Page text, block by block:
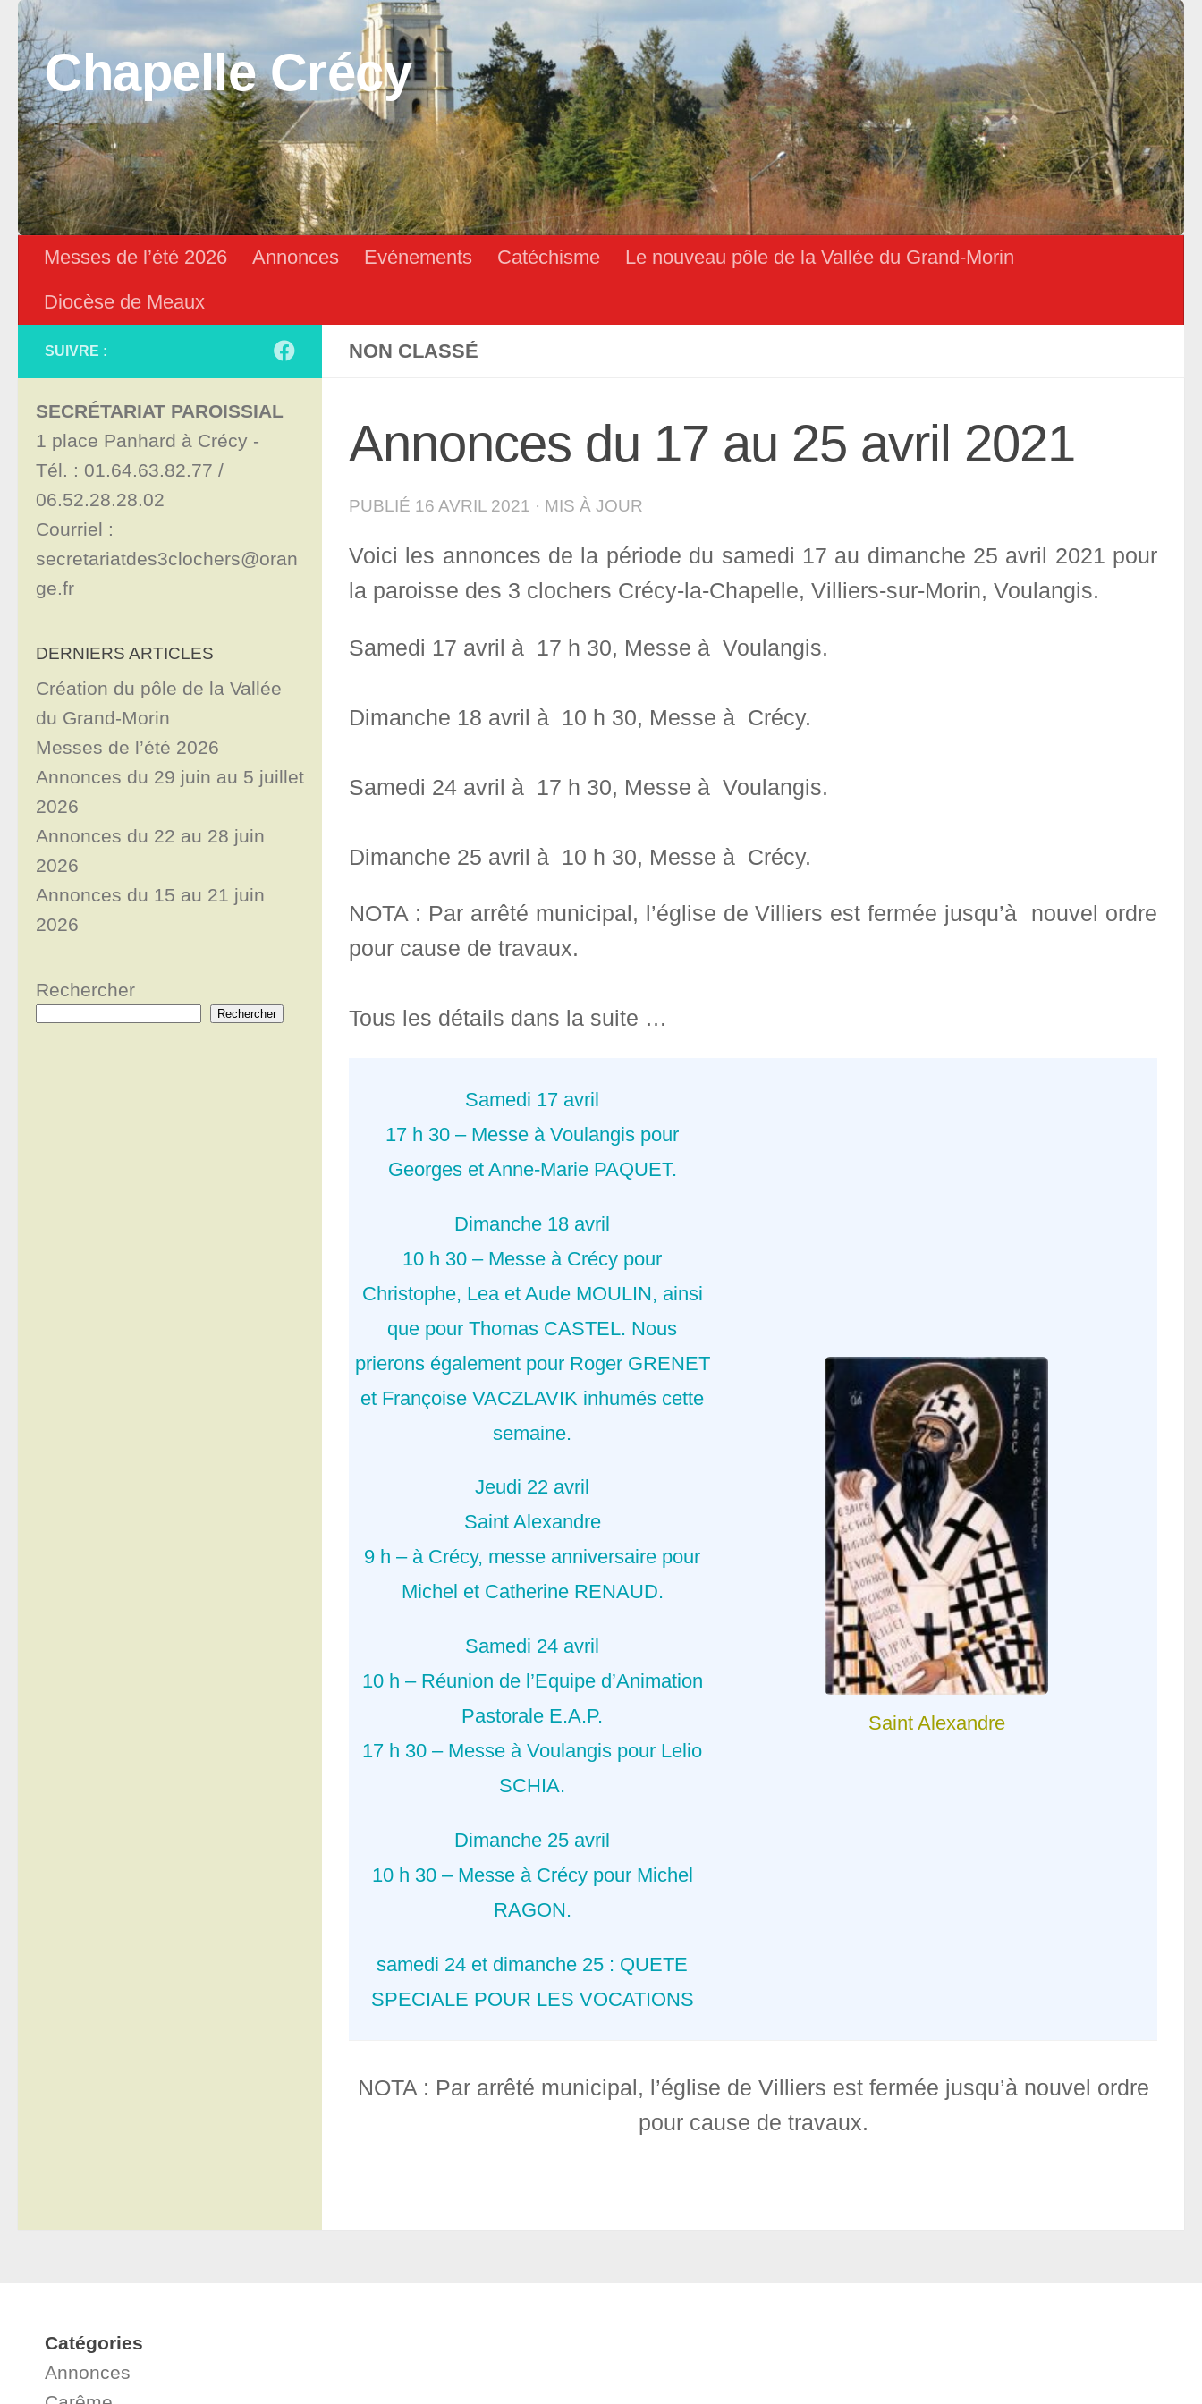
Skip to content
Chapelle Crécy
Messes de l’été 2026 Annonces Evénements Catéchisme
Le nouveau pôle de la Vallée du Grand-Morin
Diocèse de Meaux
NON CLASSÉ
Annonces du 17 au 25 avril 2021
PUBLIÉ 16 AVRIL 2021 · MIS À JOUR
Voici les annonces de la période du samedi 17 au dimanche 25 avril 2021 pour
la paroisse des 3 clochers Crécy-la-Chapelle, Villiers-sur-Morin, Voulangis.
Samedi 17 avril à 17 h 30, Messe à Voulangis.
Dimanche 18 avril à 10 h 30, Messe à Crécy.
Samedi 24 avril à 17 h 30, Messe à Voulangis.
Dimanche 25 avril à 10 h 30, Messe à Crécy.
NOTA : Par arrêté municipal, l’église de Villiers est fermée jusqu’à nouvel ordre
pour cause de travaux.
Tous les détails dans la suite …
Samedi 17 avril
17 h 30 – Messe à Voulangis pour
Georges et Anne-Marie PAQUET.
Dimanche 18 avril
10 h 30 – Messe à Crécy pour
Christophe, Lea et Aude MOULIN, ainsi
que pour Thomas CASTEL. Nous
prierons également pour Roger GRENET
et Françoise VACZLAVIK inhumés cette
semaine.
Jeudi 22 avril
Saint Alexandre
9 h – à Crécy, messe anniversaire pour
Michel et Catherine RENAUD.
Samedi 24 avril
10 h – Réunion de l’Equipe d’Animation
Pastorale E.A.P.
17 h 30 – Messe à Voulangis pour Lelio
SCHIA.
Dimanche 25 avril
10 h 30 – Messe à Crécy pour Michel
RAGON.
samedi 24 et dimanche 25 : QUETE
SPECIALE POUR LES VOCATIONS
Saint Alexandre
NOTA : Par arrêté municipal, l’église de Villiers est fermée jusqu’à nouvel ordre
pour cause de travaux.
SUIVRE :
SECRÉTARIAT PAROISSIAL
1 place Panhard à Crécy -
Tél. : 01.64.63.82.77 /
06.52.28.28.02
Courriel :
secretariatdes3clochers@oran
ge.fr
DERNIERS ARTICLES
Création du pôle de la Vallée
du Grand-Morin
Messes de l’été 2026
Annonces du 29 juin au 5 juillet
2026
Annonces du 22 au 28 juin
2026
Annonces du 15 au 21 juin
2026
Rechercher
Rechercher
Catégories
Annonces